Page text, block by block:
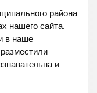
района
нашего сайта.
в наше
и